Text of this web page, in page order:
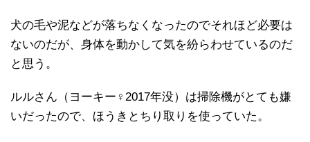
犬の毛や泥などが落ちなくなったのでそれほど必要は
ないのだが、身体を動かして気を紛らわせているのだ
と思う。
ルルさん（ヨーキー♀2017年没）は掃除機がとても嫌
いだったので、ほうきとちり取りを使っていた。